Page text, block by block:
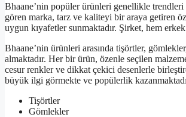
Bhaane’nin popüler ürünleri genellikle
gören marka, tarz ve kaliteyi bir araya getiren
uygun kıyafetler sunmaktadır. Şirket, hem
Bhaane’nin ürünleri arasında tişörtler,
almaktadır. Her bir ürün, özenle seçilen
cesur renkler ve dikkat çekici desenlerle
büyük ilgi görmekte ve popülerlik
Tişörtler
Gömlekler